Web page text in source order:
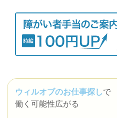
ウィルオブのお仕事探しで
働く可能性広がる